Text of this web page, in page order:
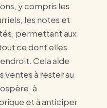
y compris les
les notes et
permettant aux
ce dont elles
Cela aide
ventes à rester au
à
et à anticiper